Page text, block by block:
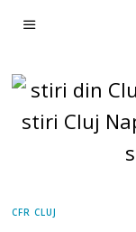
CFR CLUJ